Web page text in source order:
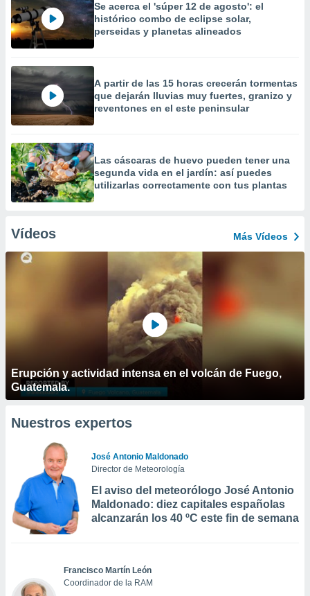
Se acerca el 'súper 12 de agosto': el
histórico combo de eclipse solar,
perseidas y planetas alineados
A partir de las 15 horas crecerán tormentas
que dejarán lluvias muy fuertes, granizo y
reventones en el este peninsular
Las cáscaras de huevo pueden tener una
segunda vida en el jardín: así puedes
utilizarlas correctamente con tus plantas
Vídeos Más Vídeos
Erupción y actividad intensa en el volcán de Fuego,
Guatemala.
Nuestros expertos
José Antonio Maldonado
Director de Meteorología
El aviso del meteorólogo José Antonio
Maldonado: diez capitales españolas
alcanzarán los 40 ºC este fin de semana
Francisco Martín León
Coordinador de la RAM